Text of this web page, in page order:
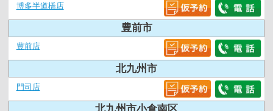
博多半道橋店
豊前市
豊前店
北九州市
門司店